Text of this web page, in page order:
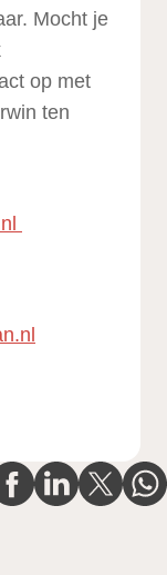
Mocht je
op met
ten